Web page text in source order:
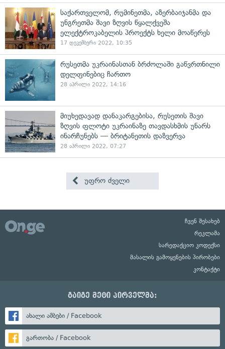
საქართველომ, რუმინეთმა, აზერბაიჯანმა და
უნგრეთმა შავი ზღვის წყალქვეშა
ელექტროკაბელის პროექტს ხელი მოაწერეს
17 დეკემბერი 2022, 10:35
რუსეთმა უკრაინასთან ბრძოლაში გაწვრთნილი
დელფინებიც ჩართო
28 აპრილი 2022, 14:16
მიუხედავად დანაკარგებისა, რუსეთის შავი
ზღვის ფლოტი უკრაინაზე თავდასხმის უნარს
ინარჩუნებს — ბრიტანეთის დაზვერვა
28 აპრილი 2022, 07:27
უფრო ძველი
ჩვენ შესახებ
რეკლამა
სარედაქციო კოდექსი
მასალის გამოყენების პირობები
კონტაქტი
გაიგე მეტი პირველმა:
ახალი ამბები / Facebook
გართობა / Facebook